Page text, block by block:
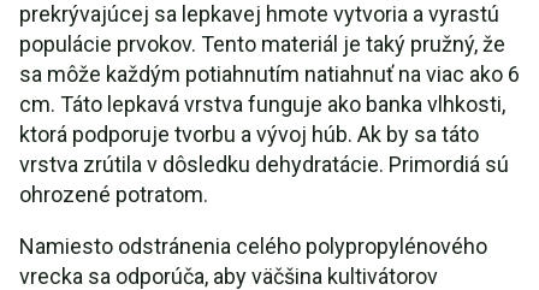
prekrývajúcej sa lepkavej hmote vytvoria a vyrastú
populácie prvokov. Tento materiál je taký pružný, že
sa môže každým potiahnutím natiahnuť na viac ako 6
cm. Táto lepkavá vrstva funguje ako banka vlhkosti,
ktorá podporuje tvorbu a vývoj húb. Ak by sa táto
vrstva zrútila v dôsledku dehydratácie. Primordiá sú
ohrozené potratom.
Namiesto odstránenia celého polypropylénového
vrecka sa odporúča, aby väčšina kultivátorov